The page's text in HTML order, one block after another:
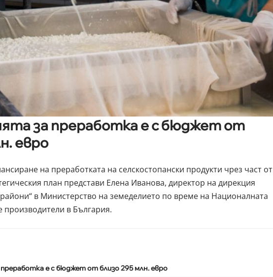
за преработка е с бюджет от
евро
на преработката на селскостопански продукти чрез част от
план представи Елена Иванова, директор на дирекция
райони“ в Министерство на земеделието по време на Националната
производители в България.
е с бюджет от близо 295 млн. евро